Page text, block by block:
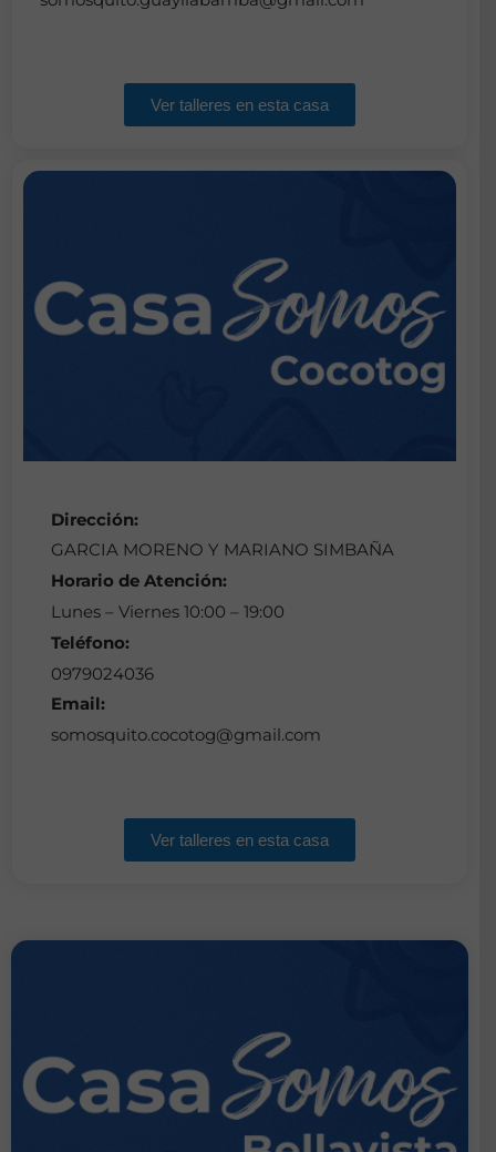
Ver talleres en esta casa
Dirección:
GARCIA MORENO Y MARIANO SIMBAÑA
Horario de Atención:
Lunes – Viernes 10:00 – 19:00
Teléfono:
0979024036
Email:
somosquito.cocotog@gmail.com
Ver talleres en esta casa